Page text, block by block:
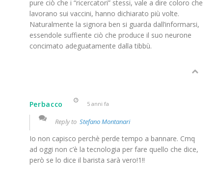
pure ciò che i “ricercatori” stessi, vale a dire coloro che
lavorano sui vaccini, hanno dichiarato più volte.
Naturalmente la signora ben si guarda dall’informarsi,
essendole suffiente ciò che produce il suo neurone
concimato adeguatamente dalla tibbù.
Perbacco 5 anni fa
Reply to Stefano Montanari
Io non capisco perchè perde tempo a bannare. Cmq
ad oggi non c’è la tecnologia per fare quello che dice,
però se lo dice il barista sarà vero!1!!